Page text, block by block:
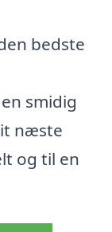
bedste
smidig
næste
og til en